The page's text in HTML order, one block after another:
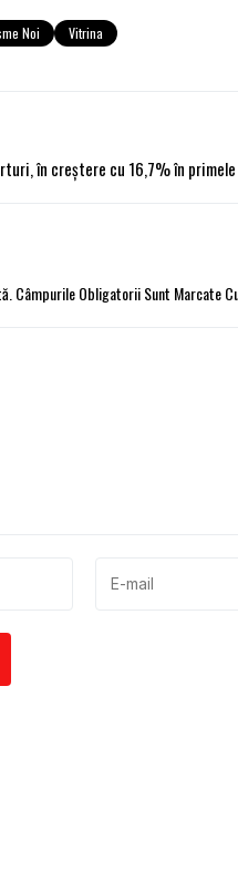
Noi Vitrina
în creștere cu 16,7% în primele
Câmpurile Obligatorii Sunt Marcate